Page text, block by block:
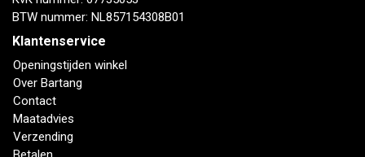
BTW nummer: NL857154308B01
Klantenservice
Openingstijden winkel
Over Bartang
Contact
Maatadvies
Verzending